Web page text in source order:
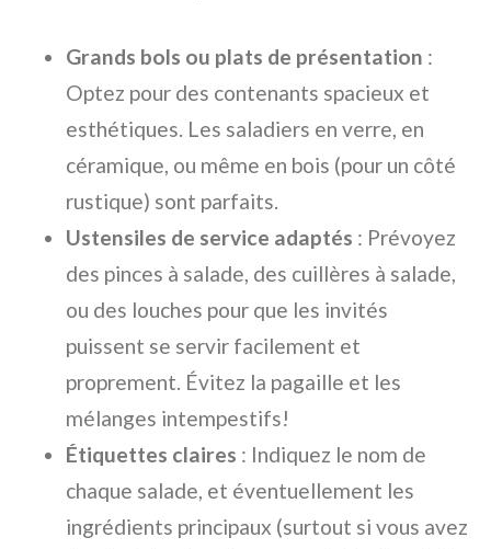
Grands bols ou plats de présentation :
Optez pour des contenants spacieux et
esthétiques. Les saladiers en verre, en
céramique, ou même en bois (pour un côté
rustique) sont parfaits.
Ustensiles de service adaptés : Prévoyez
des pinces à salade, des cuillères à salade,
ou des louches pour que les invités
puissent se servir facilement et
proprement. Évitez la pagaille et les
mélanges intempestifs!
Étiquettes claires : Indiquez le nom de
chaque salade, et éventuellement les
ingrédients principaux (surtout si vous avez